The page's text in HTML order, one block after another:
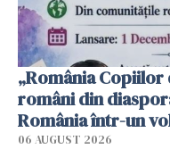
„România
români din
România într-un
06 AUGUST 2026